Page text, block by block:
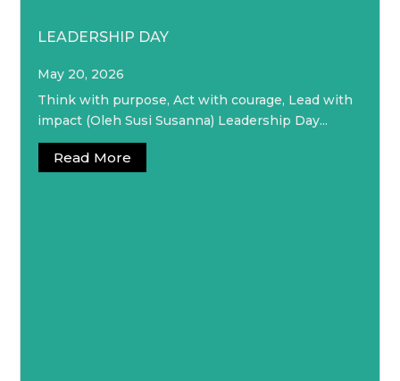
LEADERSHIP DAY
May 20, 2026
Think with purpose, Act with courage, Lead with
impact (Oleh Susi Susanna) Leadership Day...
Read More